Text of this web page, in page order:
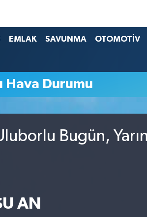
EMLAK SAVUNMA OTOMOTİV
Hava Durumu
Bugün,
AN